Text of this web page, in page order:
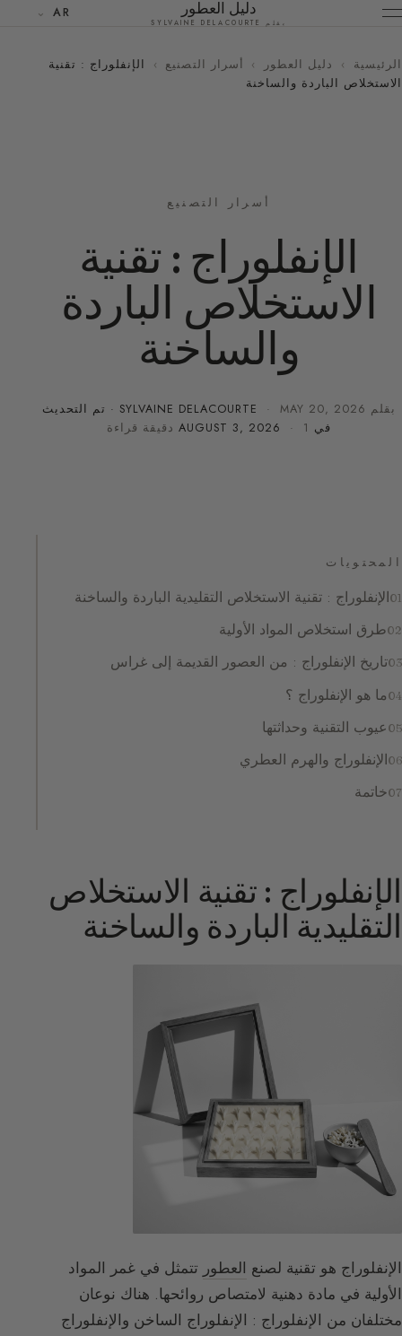
دليل العطور
بقلم SYLVAINE DELACOURTE
AR
الرئيسية › دليل العطور › أسرار التصنيع ›
الإنفلوراج : تقنية
الاستخلاص الباردة والساخنة
أسرار التصنيع
الإنفلوراج : تقنية
الاستخلاص الباردة
والساخنة
بقلم SYLVAINE DELACOURTE ·MAY 20, 2026
· تم التحديث
في
AUGUST 3, 2026 · 1 دقيقة قراءة
المحتويات
الإنفلوراج : تقنية الاستخلاص التقليدية الباردة والساخنة
طرق استخلاص المواد الأولية
تاريخ الإنفلوراج : من العصور القديمة إلى غراس
ما هو الإنفلوراج ؟
عيوب التقنية وحداثتها
الإنفلوراج والهرم العطري
خاتمة
الإنفلوراج : تقنية الاستخلاص
التقليدية الباردة والساخنة
الإنفلوراج هو تقنية لصنع العطور تتمثل في غمر المواد
الأولية في مادة دهنية لامتصاص روائحها. هناك نوعان
مختلفان من الإنفلوراج : الإنفلوراج الساخن والإنفلوراج